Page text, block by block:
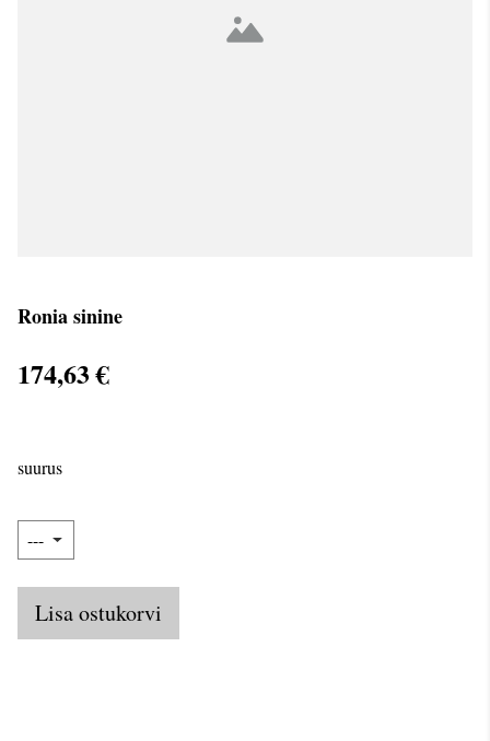
Ronia sinine
174,63 €
suurus
Lisa ostukorvi